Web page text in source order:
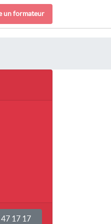
un formateur
17 17